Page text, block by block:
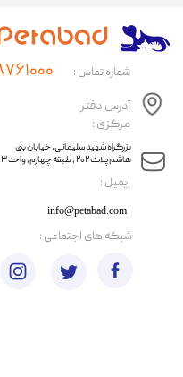
​ایمیل :
آدرس دفتر
مرکزی :
info@petabad.com
​​بزرگراه شهید سلیمانی، خیابان بنی
هاشم پلاک ۲۰۲ ، طبقه چهارم، واحد ۴۳
شماره تماس : ۰۲۱-
​شبکه های اجتماعی :